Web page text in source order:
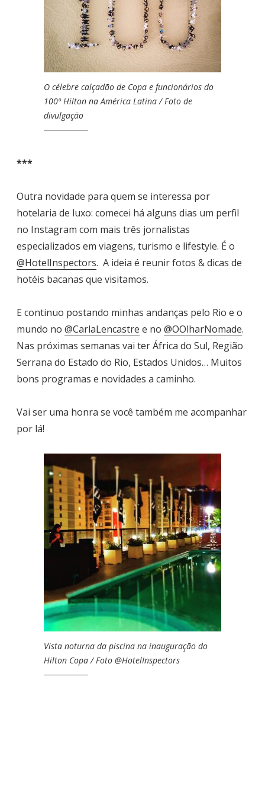
O célebre calçadão de Copa e funcionários do
100º Hilton na América Latina / Foto de
divulgação
***
Outra novidade para quem se interessa por
hotelaria de luxo: comecei há alguns dias um perfil
no Instagram com mais três jornalistas
especializados em viagens, turismo e lifestyle. É o
@HotelInspectors. A ideia é reunir fotos & dicas de
hotéis bacanas que visitamos.
E continuo postando minhas andanças pelo Rio e o
mundo no @CarlaLencastre e no @OOlharNomade.
Nas próximas semanas vai ter África do Sul, Região
Serrana do Estado do Rio, Estados Unidos… Muitos
bons programas e novidades a caminho.
Vai ser uma honra se você também me acompanhar
por lá!
Vista noturna da piscina na inauguração do
Hilton Copa / Foto @HotelInspectors